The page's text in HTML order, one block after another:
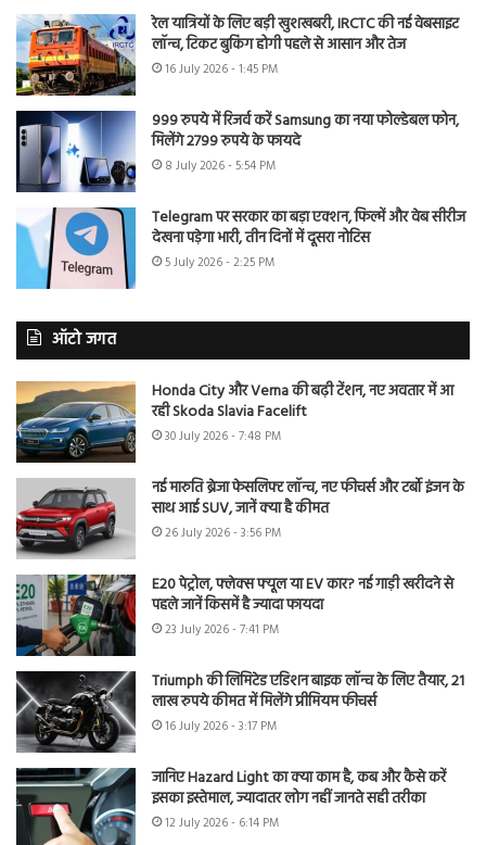
रेल यात्रियों के लिए बड़ी खुशखबरी, IRCTC की नई वेबसाइट
लॉन्च, टिकट बुकिंग होगी पहले से आसान और तेज
16 July 2026 - 1:45 PM
999 रुपये में रिजर्व करें Samsung का नया फोल्डेबल फोन,
मिलेंगे 2799 रुपये के फायदे
8 July 2026 - 5:54 PM
Telegram पर सरकार का बड़ा एक्शन, फिल्में और वेब सीरीज
देखना पड़ेगा भारी, तीन दिनों में दूसरा नोटिस
5 July 2026 - 2:25 PM
ऑटो जगत
Honda City और Verna की बढ़ी टेंशन, नए अवतार में आ
रही Skoda Slavia Facelift
30 July 2026 - 7:48 PM
नई मारुति ब्रेजा फेसलिफ्ट लॉन्च, नए फीचर्स और टर्बो इंजन के
साथ आई SUV, जानें क्या है कीमत
26 July 2026 - 3:56 PM
E20 पेट्रोल, फ्लेक्स फ्यूल या EV कार? नई गाड़ी खरीदने से
पहले जानें किसमें है ज्यादा फायदा
23 July 2026 - 7:41 PM
Triumph की लिमिटेड एडिशन बाइक लॉन्च के लिए तैयार, 21
लाख रुपये कीमत में मिलेंगे प्रीमियम फीचर्स
16 July 2026 - 3:17 PM
जानिए Hazard Light का क्या काम है, कब और कैसे करें
इसका इस्तेमाल, ज्यादातर लोग नहीं जानते सही तरीका
12 July 2026 - 6:14 PM